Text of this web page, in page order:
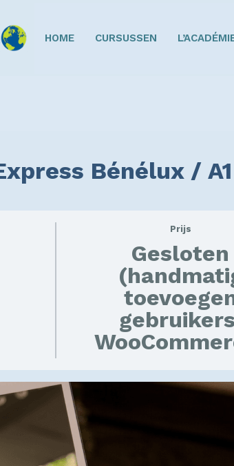
HOME CURSUSSEN
Bénélux / A1
Prijs
Gesloten